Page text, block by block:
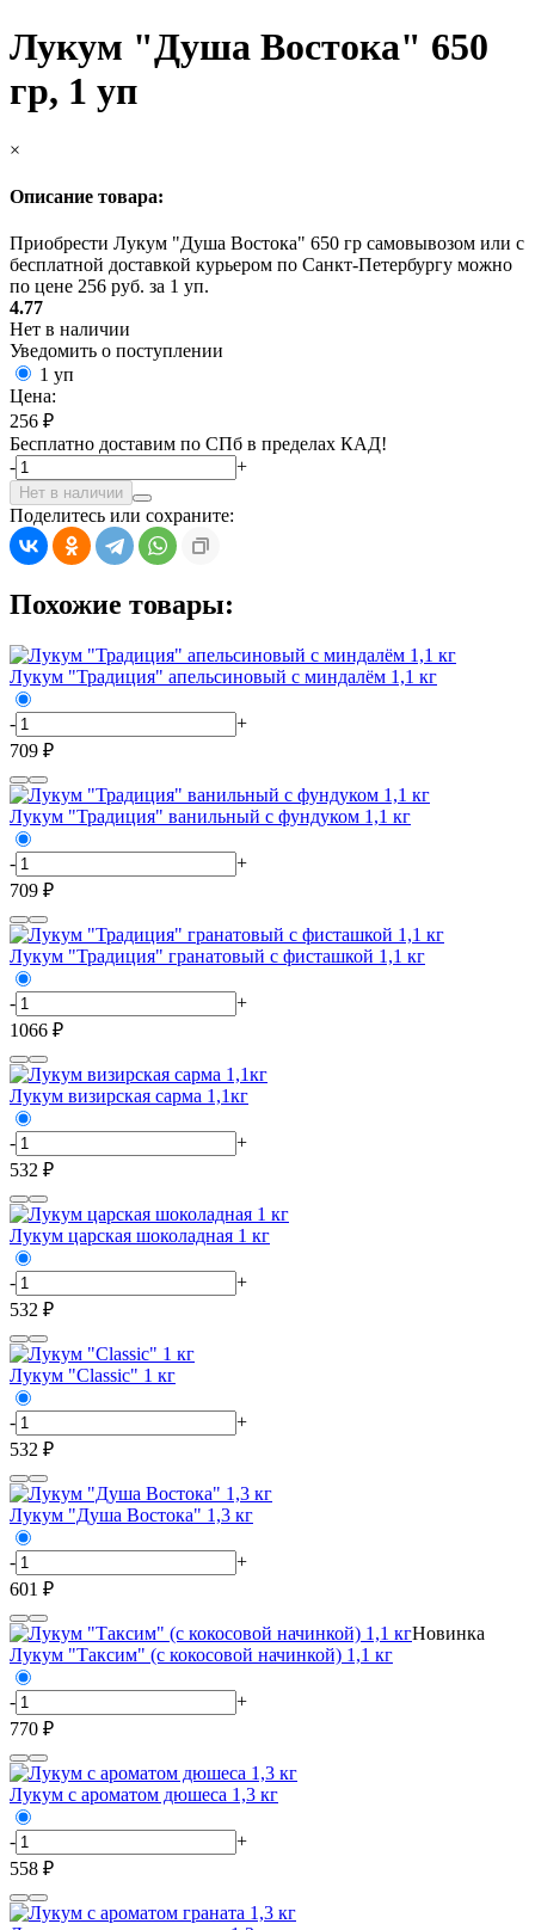
Лукум "Душа Востока" 650
гр, 1 уп
×
Описание товара:
Приобрести Лукум "Душа Востока" 650 гр самовывозом или с
бесплатной доставкой курьером по Санкт-Петербургу можно
по цене 256 руб. за 1 уп.
4.77
Нет в наличии
Уведомить о поступлении
1 уп
Цена:
256 ₽
Бесплатно доставим по СПб в пределах КАД!
-
+
Нет в наличии
Поделитесь или сохраните:
Похожие товары:
Лукум "Традиция" апельсиновый с миндалём 1,1 кг
-
+
709 ₽
Лукум "Традиция" ванильный с фундуком 1,1 кг
-
+
709 ₽
Лукум "Традиция" гранатовый с фисташкой 1,1 кг
-
+
1066 ₽
Лукум визирская сарма 1,1кг
-
+
532 ₽
Лукум царская шоколадная 1 кг
-
+
532 ₽
Лукум "Сlassic" 1 кг
-
+
532 ₽
Лукум "Душа Востока" 1,3 кг
-
+
601 ₽
Новинка
Лукум "Таксим" (с кокосовой начинкой) 1,1 кг
-
+
770 ₽
Лукум с ароматом дюшеса 1,3 кг
-
+
558 ₽